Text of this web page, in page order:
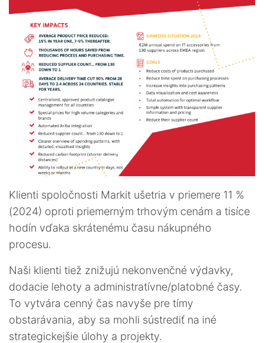
Klienti spoločnosti Markit ušetria v priemere 11 %
(2024) oproti priemerným trhovým cenám a tisíce
hodín vďaka skrátenému času nákupného
procesu.
Naši klienti tiež znižujú nekonvenčné výdavky,
dodacie lehoty a administratívne/platobné časy.
To vytvára cenný čas navyše pre tímy
obstarávania, aby sa mohli sústrediť na iné
strategickejšie úlohy a projekty.